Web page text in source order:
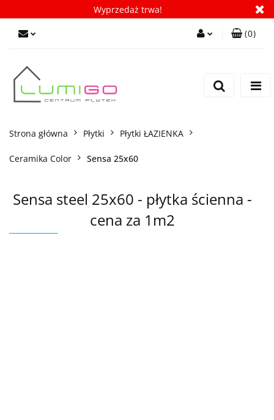
Wyprzedaż trwa!
(0)
Strona główna Płytki Płytki ŁAZIENKA
Ceramika Color Sensa 25x60
Sensa steel 25x60 - płytka ścienna -
cena za 1m2